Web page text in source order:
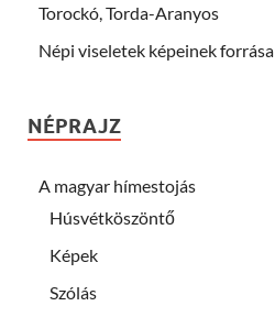
Torockó, Torda-Aranyos
Népi viseletek képeinek forrása
NÉPRAJZ
A magyar hímestojás
Húsvétköszöntő
Képek
Szólás